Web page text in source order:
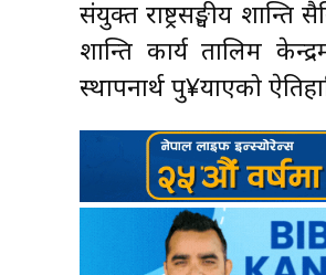
संयुक्त राष्ट्रसङ्घीय शान्ति
शान्ति कार्य तालिम
स्थापनार्थ पु¥याएको